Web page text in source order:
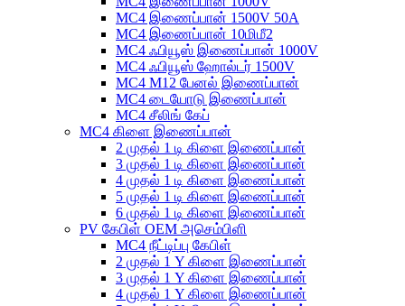
MC4 இணைப்பான் 1500V 50A
MC4 இணைப்பான் 10மிமீ2
MC4 ஃபியூஸ் இணைப்பான் 1000V
MC4 ஃபியூஸ் ஹோல்டர் 1500V
MC4 M12 பேனல் இணைப்பான்
MC4 டையோடு இணைப்பான்
MC4 சீலிங் கேப்
MC4 கிளை இணைப்பான்
2 முதல் 1 டி கிளை இணைப்பான்
3 முதல் 1 டி கிளை இணைப்பான்
4 முதல் 1 டி கிளை இணைப்பான்
5 முதல் 1 டி கிளை இணைப்பான்
6 முதல் 1 டி கிளை இணைப்பான்
PV கேபிள் OEM அசெம்பிளி
MC4 நீட்டிப்பு கேபிள்
2 முதல் 1 Y கிளை இணைப்பான்
3 முதல் 1 Y கிளை இணைப்பான்
4 முதல் 1 Y கிளை இணைப்பான்